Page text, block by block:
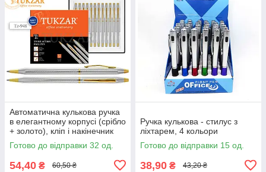
Автоматична кулькова ручка
в елегантному корпусі (срібло
+ золото), кліп і накінечник
глянцеві (золото).
Готово до відправки 32 од.
54,40 ₴ 60,50 ₴
Ручка кулькова - стилус з
ліхтарем, 4 кольори
Готово до відправки 15 од.
38,90 ₴ 43,20 ₴